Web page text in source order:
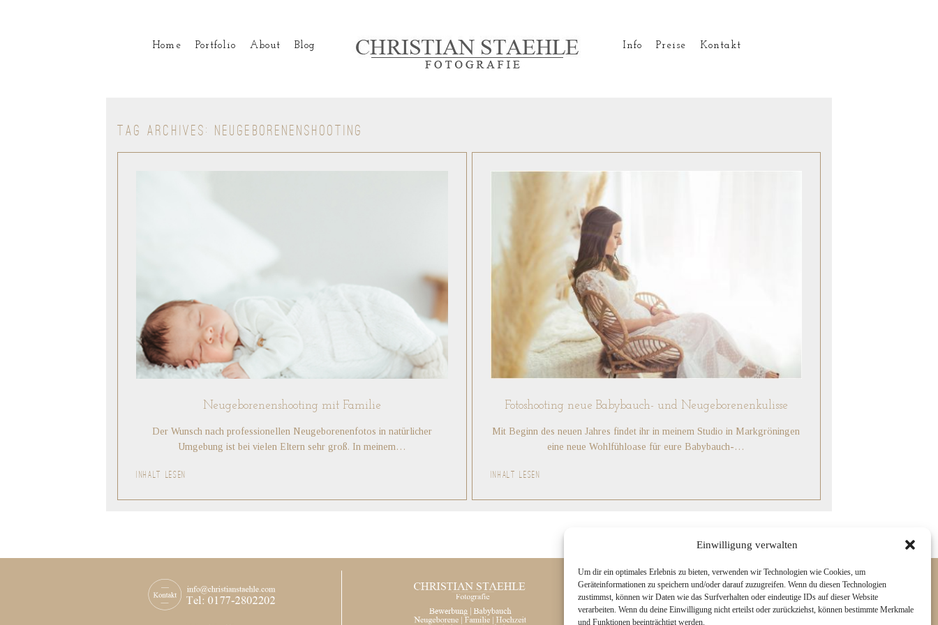
Einwilligung verwalten
Um dir ein optimales Erlebnis zu bieten, verwenden wir Technologien wie Cookies, um
Geräteinformationen zu speichern und/oder darauf zuzugreifen. Wenn du diesen Technologien
zustimmst, können wir Daten wie das Surfverhalten oder eindeutige IDs auf dieser Website
verarbeiten. Wenn du deine Einwilligung nicht erteilst oder zurückziehst, können bestimmte Merkmale
und Funktionen beeinträchtigt werden.
Home Portfolio About Blog Info Preise Kontakt
TAG ARCHIVES: NEUGEBORENENSHOOTING
Neugeborenenshooting mit Familie
Der Wunsch nach professionellen Neugeborenenfotos in natürlicher
Umgebung ist bei vielen Eltern sehr groß. In meinem…
INHALT LESEN
Fotoshooting neue Babybauch- und Neugeborenenkulisse
Mit Beginn des neuen Jahres findet ihr in meinem Studio in Markgröningen
eine neue Wohlfühloase für eure Babybauch-…
INHALT LESEN